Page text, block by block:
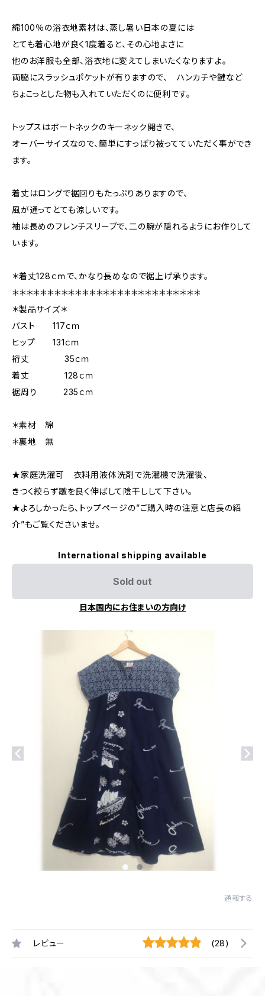
綿100％の浴衣地素材は、蒸し暑い日本の夏には
とても着心地が良く1度着ると、その心地よさに
他のお洋服も全部、浴衣地に変えてしまいたくなりますよ。
両脇にスラッシュポケットが有りますので、 ハンカチや鍵など
ちょこっとした物も入れていただくのに便利です。
トップスはボートネックのキーネック開きで、
オーバーサイズなので、簡単にすっぽり被ってていただく事ができ
ます。
着丈はロングで裾回りもたっぷりありますので、
風が通ってとても涼しいです。
袖は長めのフレンチスリーブで、二の腕が隠れるようにお作りして
います。
＊着丈128ｃｍで、かなり長めなので裾上げ承ります。
＊＊＊＊＊＊＊＊＊＊＊＊＊＊＊＊＊＊＊＊＊＊＊＊＊＊＊
＊製品サイズ＊
バスト 117ｃｍ
ヒップ 131ｃｍ
裄丈 35ｃｍ
着丈 128ｃｍ
裾周り 235ｃｍ
＊素材 綿
＊裏地 無
★家庭洗濯可 衣料用液体洗剤で洗濯機で洗濯後、
きつく絞らず皺を良く伸ばして陰干しして下さい。
★よろしかったら、トップページの”ご購入時の注意と店長の紹
介”もご覧くださいませ。
International shipping available
Sold out
日本国内にお住まいの方向け
通報する
レビュー (28)